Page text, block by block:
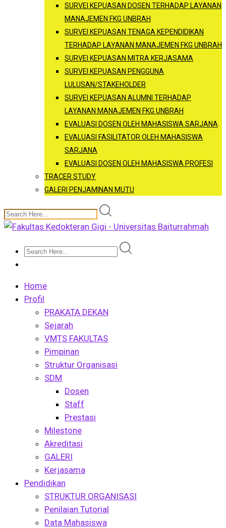
SURVEI KEPUASAN DOSEN TERHADAP LAYANAN
MANAJEMEN FKG UNBRAH
SURVEI KEPUASAN TENAGA KEPENDIDIKAN
TERHADAP LAYANAN MANAJEMEN FKG UNBRAH
SURVEI KEPUASAN MITRA KERJASAMA
SURVEI KEPUASAN PENGGUNA
LULUSAN/STAKEHOLDER
SURVEI KEPUASAN ALUMNI TERHADAP
LAYANAN MANAJEMEN FKG UNBRAH
EVALUASI DOSEN OLEH MAHASISWA SARJANA
EVALUASI FASILITATOR OLEH MAHASISWA
SARJANA
EVALUASI DOSEN OLEH MAHASISWA PROFESI
TRACER STUDY
GALERI PENJAMINAN MUTU
Home
Profil
PRAKATA DEKAN
Sejarah
VMTS FAKULTAS
Pimpinan
Struktur Organisasi
SDM
Dosen
Staff
Prestasi
Milestone
Akreditasi
GALERI
Kerjasama
Pendidikan
STRUKTUR ORGANISASI
Penilaian Tutorial
Data Mahasiswa